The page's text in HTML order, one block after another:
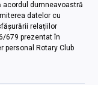
acordul dumneavoastră
datelor cu
relațiilor
679 prezentat în
personal Rotary Club